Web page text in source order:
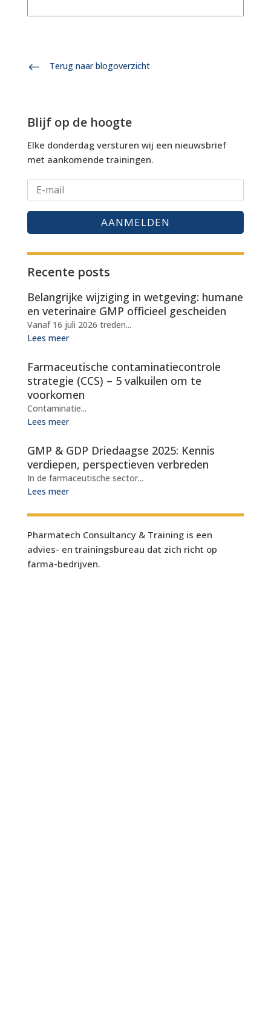
# Terug naar blogoverzicht
Blijf op de hoogte
Elke donderdag versturen wij een nieuwsbrief
met aankomende trainingen.
AANMELDEN
Recente posts
Belangrijke wijziging in wetgeving: humane
en veterinaire GMP officieel gescheiden
Vanaf 16 juli 2026 treden...
Lees meer
Farmaceutische contaminatiecontrole
strategie (CCS) – 5 valkuilen om te
voorkomen
Contaminatie...
Lees meer
GMP & GDP Driedaagse 2025: Kennis
verdiepen, perspectieven verbreden
In de farmaceutische sector...
Lees meer
Pharmatech Consultancy & Training is een
advies- en trainingsbureau dat zich richt op
farma-bedrijven.